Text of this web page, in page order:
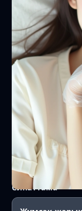
Сипаттама